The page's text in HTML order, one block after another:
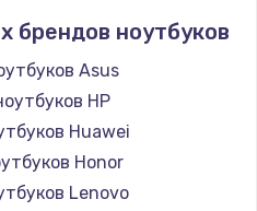
брендов ноутбуков
Asus
HP
Huawei
Honor
Lenovo